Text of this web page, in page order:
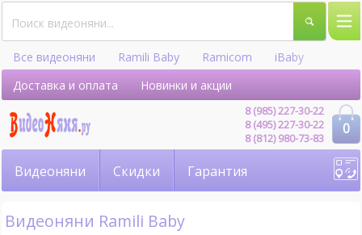
Все видеоняни Ramili Baby Ramicom
iBaby
Hellobaby
Доставка и оплата Новинки и акции
0
8 (985) 227-30-22
8 (495) 227-30-22
8 (812) 980-73-83
Видеоняни Скидки Гарантия
Видеоняни Ramili Baby